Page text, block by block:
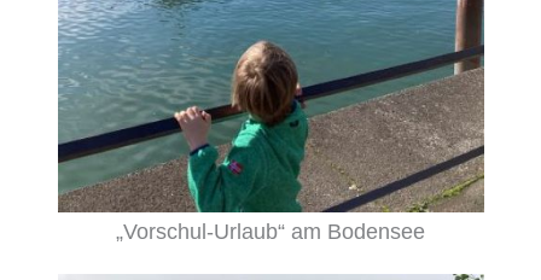
„Vorschul-Urlaub“ am Bodensee